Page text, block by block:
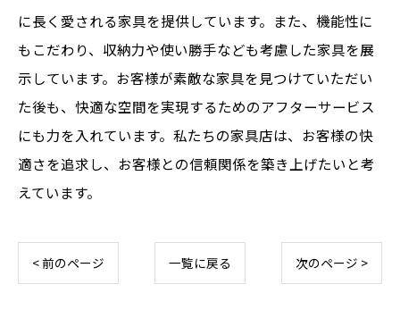
に長く愛される家具を提供しています。また、機能性に
もこだわり、収納力や使い勝手なども考慮した家具を展
示しています。お客様が素敵な家具を見つけていただい
た後も、快適な空間を実現するためのアフターサービス
にも力を入れています。私たちの家具店は、お客様の快
適さを追求し、お客様との信頼関係を築き上げたいと考
えています。
< 前のページ 一覧に戻る 次のページ >